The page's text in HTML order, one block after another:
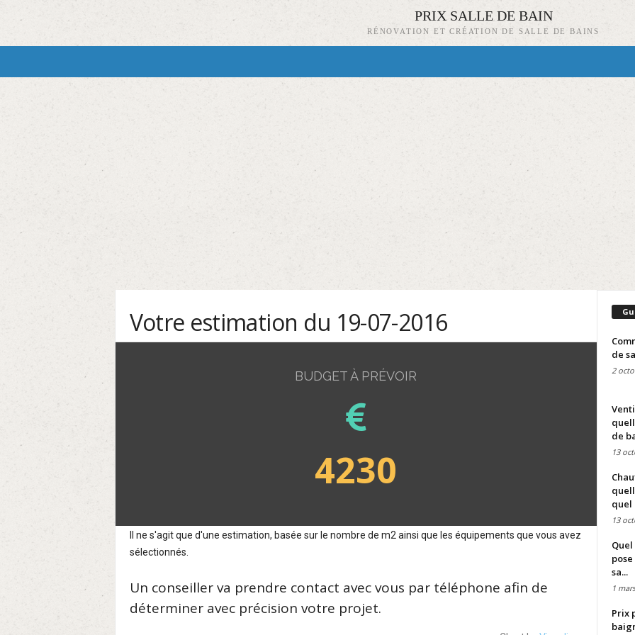
PRIX SALLE DE BAIN
RÉNOVATION ET CRÉATION DE SALLE DE BAINS
Votre estimation du 19-07-2016
BUDGET À PRÉVOIR
4230
Il ne s'agit que d'une estimation, basée sur le nombre de m2 ainsi que les équipements que vous avez
sélectionnés.
Un conseiller va prendre contact avec vous par téléphone afin de
déterminer avec précision votre projet.
de
2
de
13
quel
13
sa...
1
Prix